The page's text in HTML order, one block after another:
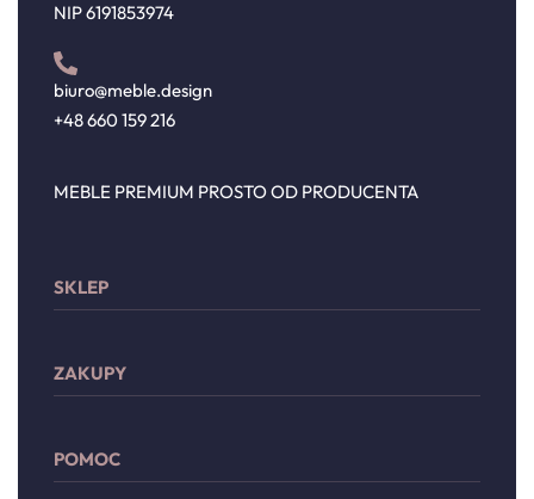
NIP 6191853974
biuro@meble.design
+48 660 159 216
MEBLE PREMIUM PROSTO OD PRODUCENTA
SKLEP
Drzwi
Dodatki
ZAKUPY
POMOC